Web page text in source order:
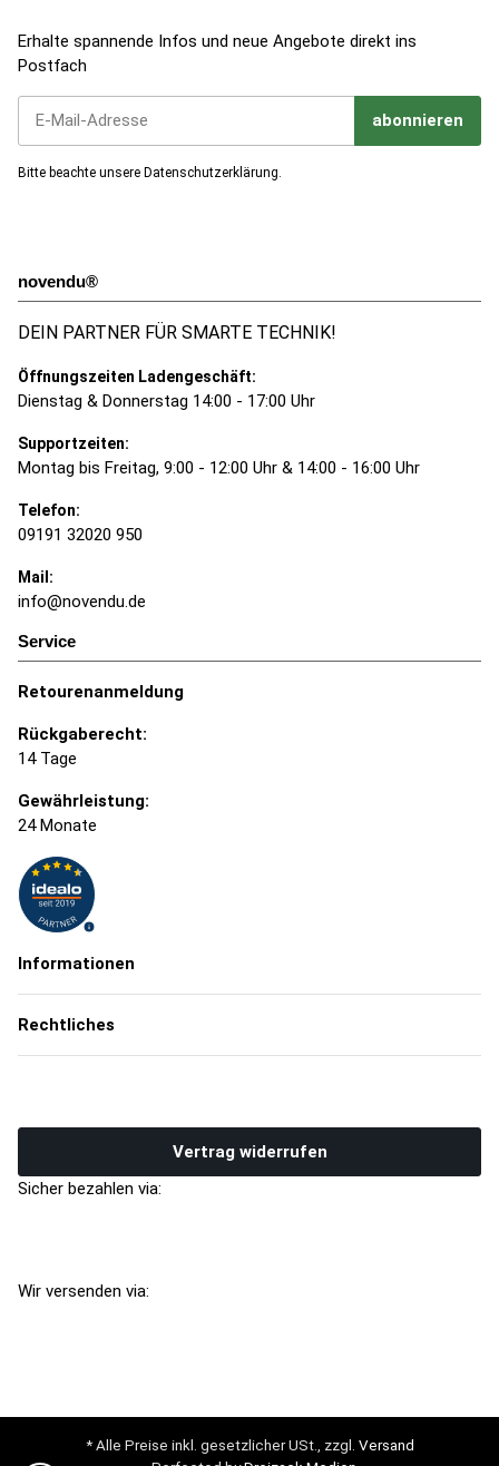
Erhalte spannende Infos und neue Angebote direkt ins
Postfach
abonnieren
Jetzt unseren Newsletter abonnieren
Bitte beachte unsere Datenschutzerklärung
novendu®
DEIN PARTNER FÜR SMARTE TECHNIK!
Öffnungszeiten Ladengeschäft:
Dienstag & Donnerstag 14:00 - 17:00 Uhr
Supportzeiten:
Montag bis Freitag, 9:00 - 12:00 Uhr & 14:00 - 16:00 Uhr
Telefon:
09191 32020 950
Mail:
info@novendu.de
Service
Retourenanmeldung
Rückgaberecht:
14 Tage
Gewährleistung:
24 Monate
Informationen
Rechtliches
Vertrag widerrufen
Sicher bezahlen via:
Wir versenden via:
* Alle Preise inkl. gesetzlicher USt., zzgl. Versand